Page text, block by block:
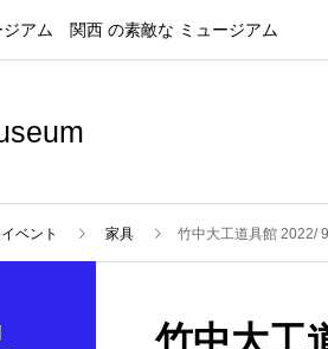
ジアム 関西 の素敵な ミュージアム
ベント 家具 竹中大工道具館 2022/